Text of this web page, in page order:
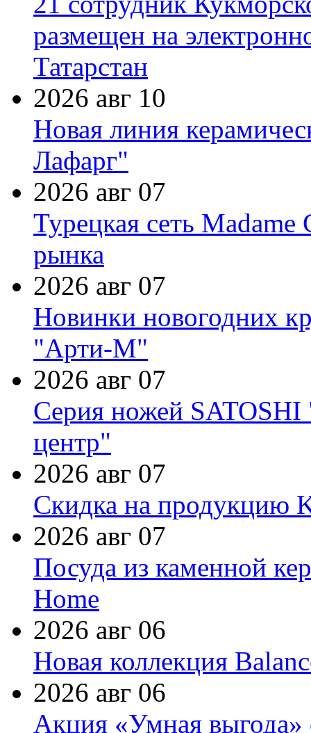
размещен на
Татарстан
2026 авг 10
Новая линия
Лафарг"
2026 авг 07
Турецкая сеть Madame
рынка
2026 авг 07
Новинки новогодних
"Арти-М"
2026 авг 07
Серия ножей
центр"
2026 авг 07
Скидка на продукцию
2026 авг 07
Посуда из каменной
Home
2026 авг 06
Новая коллекция
2026 авг 06
Акция «Умная выгода»